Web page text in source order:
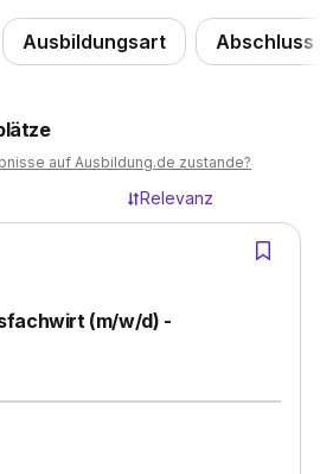
Ausbildungsart Abschluss
auf Ausbildung.de zustande?
Relevanz
(m/w/d) -